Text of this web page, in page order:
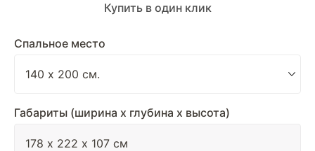
Спальное место
Габариты (ширина х глубина х высота)
Купить в один клик